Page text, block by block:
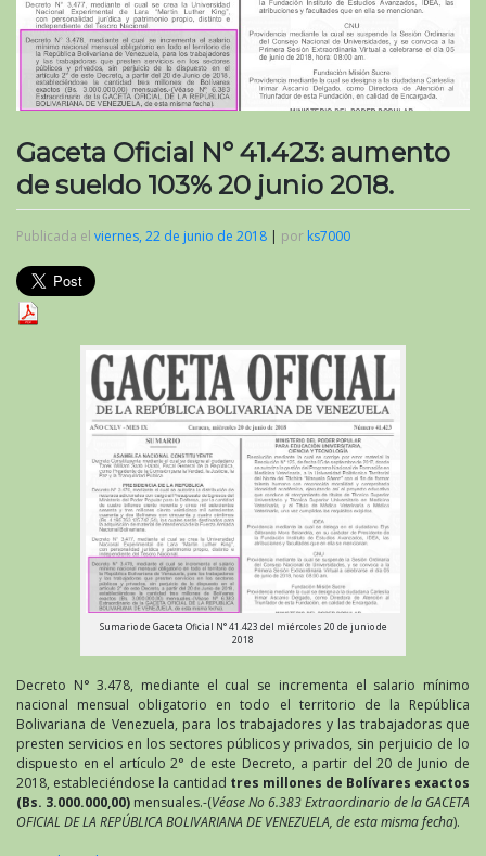
Gaceta Oficial N° 41.423: aumento
de sueldo 103% 20 junio 2018.
Publicada el viernes, 22 de junio de 2018 | por ks7000
Sumario de Gaceta Oficial N° 41.423 del miércoles 20 de junio de
2018
Decreto N° 3.478, mediante el cual se incrementa el salario mínimo
nacional mensual obligatorio en todo el territorio de la República
Bolivariana de Venezuela, para los trabajadores y las trabajadoras que
presten servicios en los sectores públicos y privados, sin perjuicio de lo
dispuesto en el artículo 2° de este Decreto, a partir del 20 de Junio de
2018, estableciéndose la cantidad tres millones de Bolívares exactos
(Bs. 3.000.000,00) mensuales.-(Véase No 6.383 Extraordinario de la GACETA
OFICIAL DE LA REPÚBLICA BOLIVARIANA DE VENEZUELA, de esta misma fecha).